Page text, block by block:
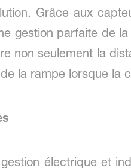
Grâce aux
gestion parfaite de
non seulement la
la rampe lorsque la
électrique et